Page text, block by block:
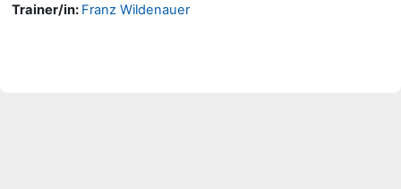
Trainer/in: Franz Wildenauer